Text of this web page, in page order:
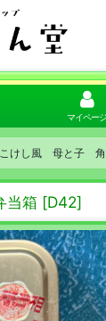
マイページ
けし風 母と子
箱 [D42]